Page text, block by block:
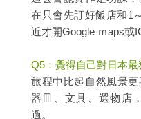
在只會先訂好飯店和1
近才開Google ｍaps或
Q5：覺得自己對日本最
旅程中比起自然風景
器皿、文具、選物店
過。